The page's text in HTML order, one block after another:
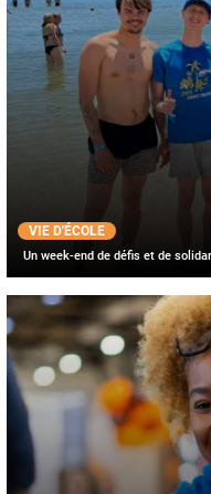
VIE D'ÉCOLE
Un week-end de défis et de